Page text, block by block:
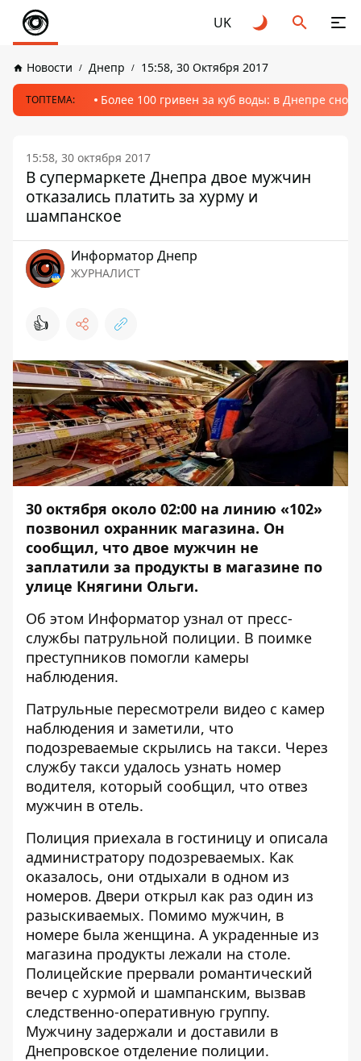
UK
Новости Днепр 15:58, 30 Октября 2017
ТОПТЕМА: Более 100 гривен за куб воды: в Днепре
15:58, 30 октября 2017
В супермаркете Днепра двое мужчин
отказались платить за хурму и
шампанское
Информатор Днепр
ЖУРНАЛИСТ
👍
30 октября около 02:00 на линию «102»
позвонил охранник магазина. Он
сообщил, что двое мужчин не
заплатили за продукты в магазине по
улице Княгини Ольги.
Об этом Информатор узнал от пресс-
службы патрульной полиции. В поимке
преступников помогли камеры
наблюдения.
Патрульные пересмотрели видео с камер
наблюдения и заметили, что
подозреваемые скрылись на такси. Через
службу такси удалось узнать номер
водителя, который сообщил, что отвез
мужчин в отель.
Полиция приехала в гостиницу и описала
администратору подозреваемых. Как
оказалось, они отдыхали в одном из
номеров. Двери открыл как раз один из
разыскиваемых. Помимо мужчин, в
номере была женщина. А украденные из
магазина продукты лежали на столе.
Полицейские прервали романтический
вечер с хурмой и шампанским, вызвав
следственно-оперативную группу.
Мужчину задержали и доставили в
Днепровское отделение полиции.